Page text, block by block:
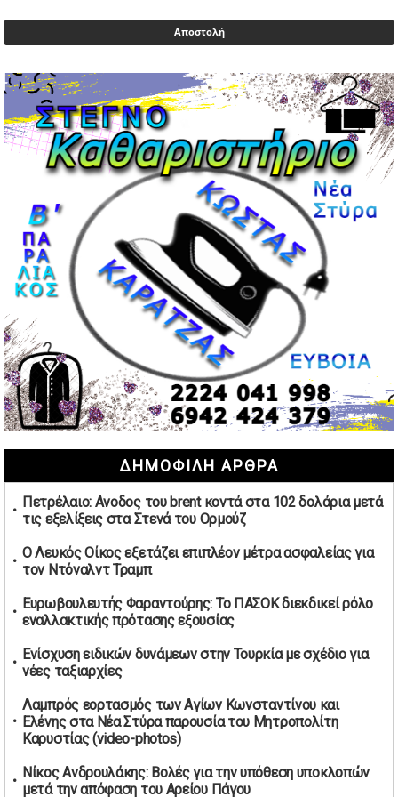
και Ολυμπιακού
02/05/2026 | 20:28
Περιστέρι: Ένταση μεταξύ ανηλίκων άφησε δύο
15χρονους τραυματίες
02/05/2026 | 18:56
Ηνωμένα Αραβικά Εμιράτα: Αίρουν τους περιορισμούς
στον εναέριο χώρο
02/05/2026 | 17:16
Η Αθηνά Λινού αφήνει ανοιχτό το ενδεχόμενο ένταξης
στον νέο πολιτικό φορέα Τσίπρα
02/05/2026 | 17:01
Αταμάν: Κανείς δεν έχει δικαίωμα να μιλά για τον πρόεδρο
και την οικογένειά του
02/05/2026 | 15:59
Μαρινάκης: Ο Ανδρουλάκης υπαναχώρησε στις
συμφωνίες για τις Ανεξάρτητες Αρχές
02/05/2026 | 09:36
Ψηφιακός έλεγχος στην αγορά: QR code για πωλήσεις
καπνικών και αλκοόλ σε 88.000 σημεία
02/05/2026 | 06:26
Καύσιμα αεροσκαφών: Διαβεβαιώσεις ΕΕ για επάρκεια
παρά τη γεωπολιτική ένταση
01/05/2026 | 19:54
Βελόπουλος: Κριτική σε πολιτικούς αρχηγούς για
δηλώσεις την Πρωτομαγιά
01/05/2026 | 19:33
Υπερβολική ταχύτητα στο Αλιβέρι οδήγησε σε σύλληψη
38χρονου οδηγού
01/05/2026 | 19:12
Υποψηφιότητες για τις εκλογές νέας διοίκησης του ΑΟ
Νέων Στύρων
01/05/2026 | 15:57
Τουρκία: Ένταση στις συγκεντρώσεις για την Πρωτομαγιά
– Πάνω από 350 συλλήψεις
ΔΗΜΟΦΙΛΗ ΑΡΘΡΑ
Πετρέλαιο: Ανοδος του brent κοντά στα 102 δολάρια μετά
τις εξελίξεις στα Στενά του Ορμούζ
Ο Λευκός Οίκος εξετάζει επιπλέον μέτρα ασφαλείας για
τον Ντόναλντ Τραμπ
Ευρωβουλευτής Φαραντούρης: Το ΠΑΣΟΚ διεκδικεί ρόλο
εναλλακτικής πρότασης εξουσίας
Ενίσχυση ειδικών δυνάμεων στην Τουρκία με σχέδιο για
νέες ταξιαρχίες
Λαμπρός εορτασμός των Αγίων Κωνσταντίνου και
Ελένης στα Νέα Στύρα παρουσία του Μητροπολίτη
Καρυστίας (video-photos)
Νίκος Ανδρουλάκης: Βολές για την υπόθεση υποκλοπών
μετά την απόφαση του Αρείου Πάγου